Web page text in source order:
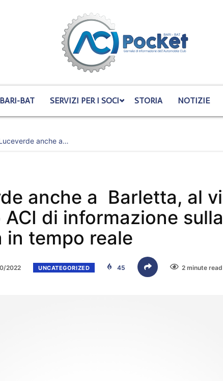
BAT SERVIZI PER I SOCI STORIA NOTIZIE
anche a…
anche a Barletta, al
di informazione sulla
in tempo reale
2022 UNCATEGORIZED 45 2 minute read